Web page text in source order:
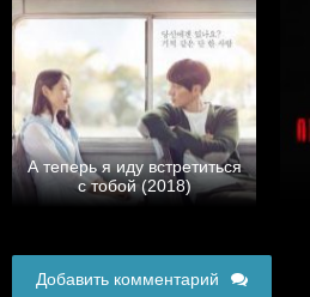
А теперь я иду встретиться
с тобой (2018)
Добавить комментарий